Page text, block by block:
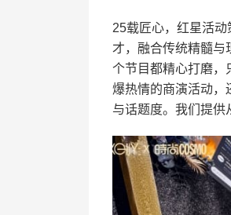
25载匠心，红星活
才，融合传统精髓与
个节目都精心打磨，
爆热情的商演活动，
与话题度。我们提供